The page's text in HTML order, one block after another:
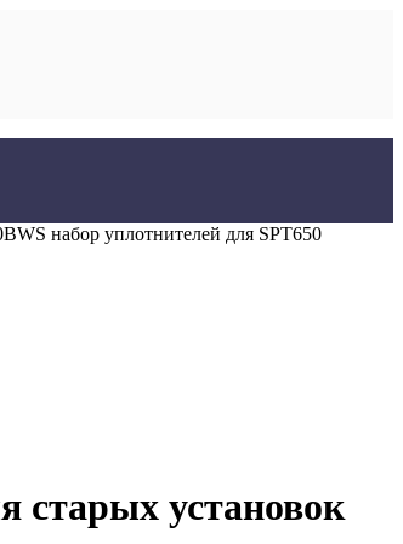
набор уплотнителей для SPT650
старых установок